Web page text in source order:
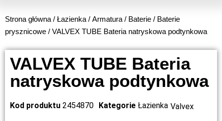
Strona główna / Łazienka / Armatura / Baterie / Baterie
prysznicowe / VALVEX TUBE Bateria natryskowa podtynkowa
VALVEX TUBE Bateria
natryskowa podtynkowa
Kod produktu 2454870 Kategorie Łazienka Valvex